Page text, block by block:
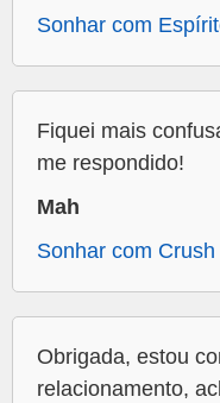
Sonhar com
Fiquei mais
me respondido!
Mah
Sonhar com
Obrigada, estou
relacionamento,